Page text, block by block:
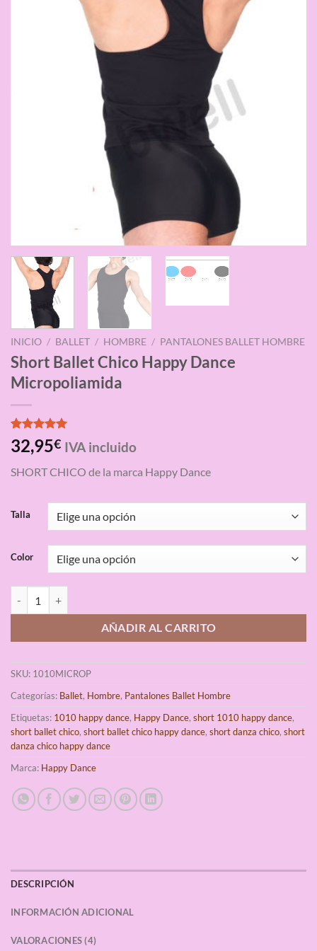
INICIO / BALLET / HOMBRE / PANTALONES BALLET HOMBRE
Short Ballet Chico Happy Dance
Micropoliamida
Valorado
con5.00
base a
4
32,95€ IVA incluido
SHORT CHICO de la marca Happy Dance
Talla
Color
AÑADIR AL CARRITO
SKU: 1010MICROP
Categorías: Ballet, Hombre, Pantalones Ballet Hombre
Etiquetas: 1010 happy dance, Happy Dance, short 1010 happy dance,
short ballet chico, short ballet chico happy dance, short danza chico, short
danza chico happy dance
Marca: Happy Dance
DESCRIPCIÓN
INFORMACIÓN ADICIONAL
VALORACIONES (4)